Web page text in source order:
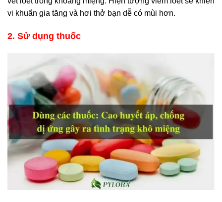
vi khuẩn gia tăng và hơi thở bạn dễ có mùi hơn.
2. Sử dụng thuốc